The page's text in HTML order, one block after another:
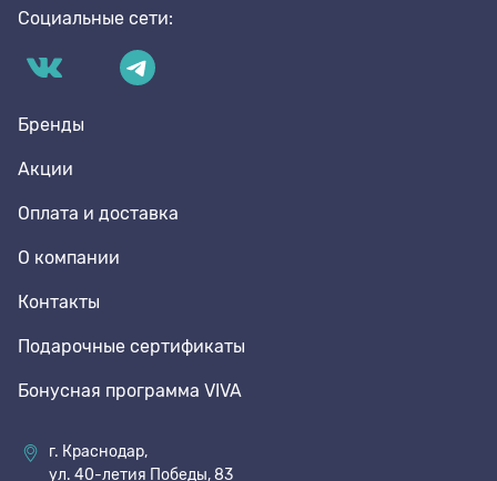
Социальные сети:
Бренды
Акции
Оплата и доставка
О компании
Контакты
Подарочные сертификаты
Бонусная программа VIVA
г. Краснодар,
ул. 40-летия Победы, 83